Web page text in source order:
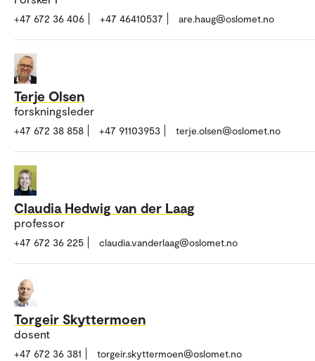
+47 672 36 406 +47 46410537 are.haug@oslomet.no
Terje Olsen
forskningsleder
+47 672 38 858 +47 91103953 terje.olsen@oslomet.no
Claudia Hedwig van der Laag
professor
+47 672 36 225 claudia.vanderlaag@oslomet.no
Torgeir Skyttermoen
dosent
+47 672 36 381 torgeir.skyttermoen@oslomet.no